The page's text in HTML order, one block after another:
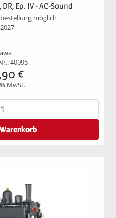
Ep. IV - AC-Sound
möglich
40095
€
MwSt.